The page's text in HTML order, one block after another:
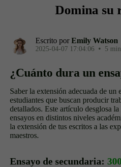
Domina su
Escrito por Emily Watson
2025-04-07 17:04:06 • 5
¿Cuánto dura un
Saber la extensión adecuada de un
estudiantes que buscan producir
detallados. Este artículo desglosa
ensayos en distintos niveles
la extensión de tus escritos a las
maestros.
Ensayo de secundaria: 300